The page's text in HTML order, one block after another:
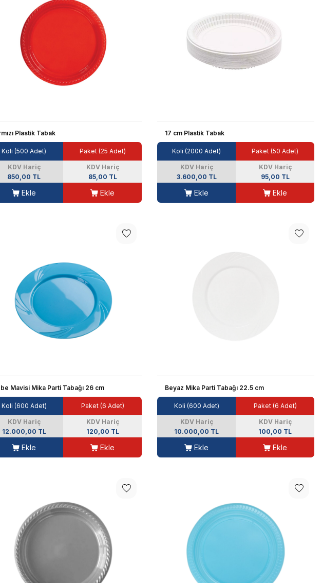
Plastik Tabak
Koli (500 Adet)
KDV Hariç
850,00 TL
Ekle
Paket (25 Adet)
KDV Hariç
85,00 TL
Ekle
17 cm Plastik Tabak
Koli (2000 Adet)
KDV Hariç
3.600,00 TL
Ekle
Paket (50 Adet)
KDV Hariç
95,00 TL
Ekle
Mavisi Mika Parti Tabağı 26 cm
Koli (600 Adet)
KDV Hariç
12.000,00 TL
Ekle
Paket (6 Adet)
KDV Hariç
120,00 TL
Ekle
Beyaz Mika Parti Tabağı 22.5 cm
Koli (600 Adet)
KDV Hariç
10.000,00 TL
Ekle
Paket (6 Adet)
KDV Hariç
100,00 TL
Ekle